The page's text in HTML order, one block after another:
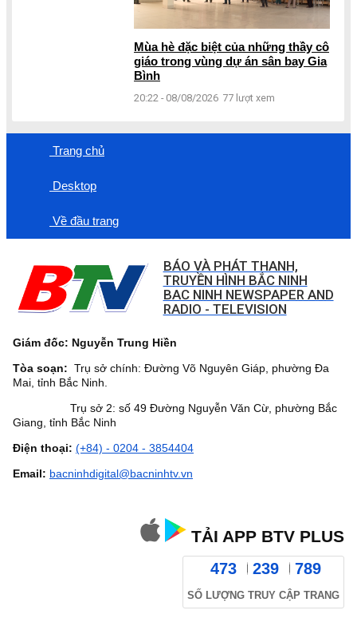
Mùa hè đặc biệt của những thầy cô
giáo trong vùng dự án sân bay Gia
Bình
20:22 - 08/08/2026 77 lượt xem
Trang chủ
Desktop
Về đầu trang
BÁO VÀ PHÁT THANH,
TRUYỀN HÌNH BẮC NINH
BAC NINH NEWSPAPER AND
RADIO - TELEVISION
Giám đốc: Nguyễn Trung Hiền
Tòa soạn: Trụ sở chính: Đường Võ Nguyên Giáp, phường Đa
Mai, tỉnh Bắc Ninh.
Trụ sở 2: số 49 Đường Nguyễn Văn Cừ, phường Bắc
Giang, tỉnh Bắc Ninh
Điện thoại: (+84) - 0204 - 3854404
Email: bacninhdigital@bacninhtv.vn
TẢI APP BTV PLUS
473 239 789
SỐ LƯỢNG TRUY CẬP TRANG